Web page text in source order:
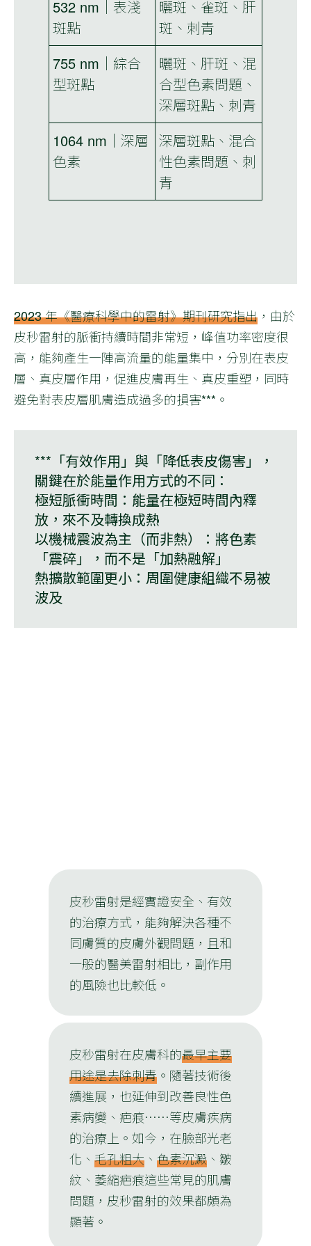
532 nm｜表淺
斑點
曬斑、雀斑、肝
斑、刺青
755 nm｜綜合
型斑點
曬斑、肝斑、混
合型色素問題、
深層斑點、刺青
1064 nm｜深層
色素
深層斑點、混合
性色素問題、刺
青
2023 年《醫療科學中的雷射》期刊研究指出 ，由於
皮秒雷射的脈衝持續時間非常短，峰值功率密度很
高，能夠產生一陣高流量的能量集中，分別在表皮
層、真皮層作用，促進皮膚再生、真皮重塑，同時
避免對表皮層肌膚造成過多的損害***。
***「有效作用」與「降低表皮傷害」，
關鍵在於能量作用方式的不同：
極短脈衝時間 ：能量在極短時間內釋
放，來不及轉換成熱
以機械震波為主（而非熱）
：將色素
「震碎」，而不是「加熱融解」
熱擴散範圍更小 ：周圍健康組織不易被
波及
皮秒雷射是經實證安全、有效
的治療方式，能夠解決各種不
同膚質的皮膚外觀問題，且和
一般的醫美雷射相比，副作用
的風險也比較低。
皮秒雷射在皮膚科的最早主要
用途是去除刺青 。隨著技術後
續進展，也延伸到改善良性色
素病變、疤痕⋯⋯等皮膚疾病
的治療上。如今，在臉部光老
化、 毛孔粗大 、 色素沉澱 、皺
紋、萎縮疤痕這些常見的肌膚
問題，皮秒雷射的效果都頗為
顯著。